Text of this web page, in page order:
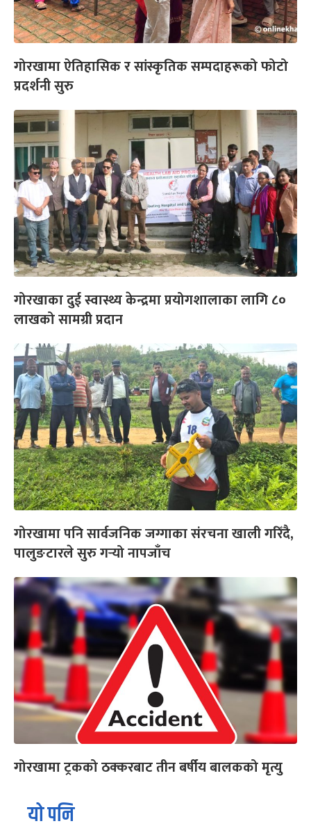
गोरखामा ऐतिहासिक र सांस्कृतिक सम्पदाहरूको फोटो
प्रदर्शनी सुरु
गोरखाका दुई स्वास्थ्य केन्द्रमा प्रयोगशालाका लागि ८०
लाखको सामग्री प्रदान
गोरखामा पनि सार्वजनिक जग्गाका संरचना खाली गरिँदै,
पालुङटारले सुरु गर्‍यो नापजाँच
गोरखामा ट्रकको ठक्करबाट तीन बर्षीय बालकको मृत्यु
यो पनि